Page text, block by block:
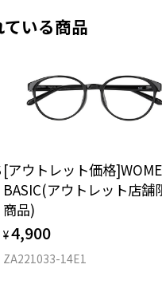
ント込みの重さ
いただけます（無料）。
てお使いください。
ード
いる商品
[アウトレット価格
BASIC(アウトレット店舗
商品)
¥4,900
ZA221033-14E1